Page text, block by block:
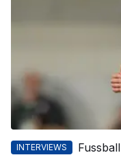
INTERVIEWS Fussball